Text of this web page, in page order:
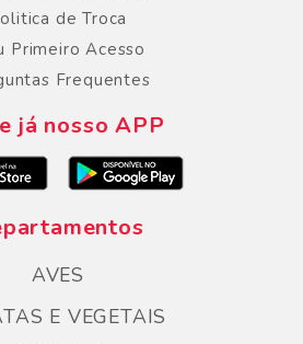
de Troca
Primeiro Acesso
Frequentes
já nosso APP
AVES
E VEGETAIS